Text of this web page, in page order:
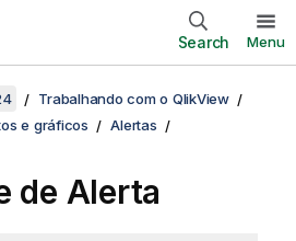
Search Menu
Trabalhando com o QlikView
e gráficos
Alertas
de Alerta